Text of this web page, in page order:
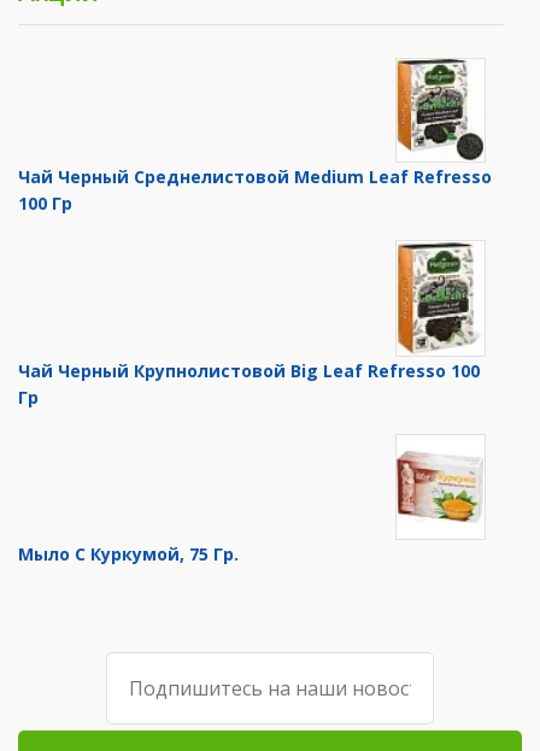
Чай Черный Среднелистовой Medium Leaf Refresso
100 Гр
Чай Черный Крупнолистовой Big Leaf Refresso 100
Гр
Мыло С Куркумой, 75 Гр.